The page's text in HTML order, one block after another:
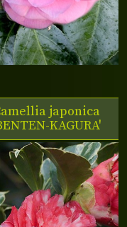
japonica
KAGURA'